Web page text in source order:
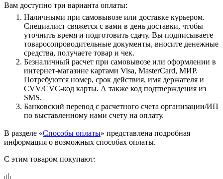
Вам доступно три варианта оплаты:
Наличными при самовывозе или доставке курьером.
Специалист свяжется с вами в день доставки, чтобы
уточнить время и подготовить сдачу. Вы подписываете
товаросопроводительные документы, вносите денежные
средства, получаете товар и чек.
Безналичный расчет при самовывозе или оформлении в
интернет-магазине картами Visa, MasterCard, МИР.
Потребуются номер, срок действия, имя держателя и
CVV/CVC-код карты. А также код подтверждения из
SMS.
Банковский перевод с расчетного счета организации/ИП
по выставленному нами счету на оплату.
В разделе «Способы оплаты» представлена подробная
информация о возможных способах оплаты.
С этим товаром покупают: